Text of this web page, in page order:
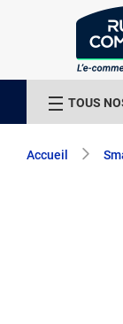
TOUS
Accueil